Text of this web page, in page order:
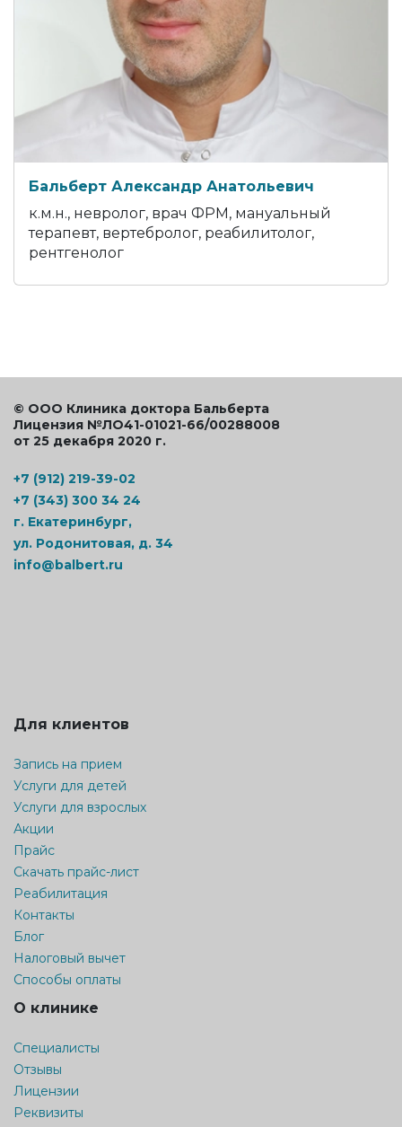
Бальберт Александр Анатольевич
к.м.н., невролог, врач ФРМ, мануальный
терапевт, вертебролог, реабилитолог,
рентгенолог
© ООО Клиника доктора Бальберта
Лицензия №ЛО41-01021-66/00288008
от 25 декабря 2020 г.
+7 (912) 219-39-02
+7 (343) 300 34 24
г. Екатеринбург,
ул. Родонитовая, д. 34
info@balbert.ru
Для клиентов
Запись на прием
Услуги для детей
Услуги для взрослых
Акции
Прайс
Скачать прайс-лист
Реабилитация
Контакты
Блог
Налоговый вычет
Способы оплаты
О клинике
Специалисты
Отзывы
Лицензии
Реквизиты